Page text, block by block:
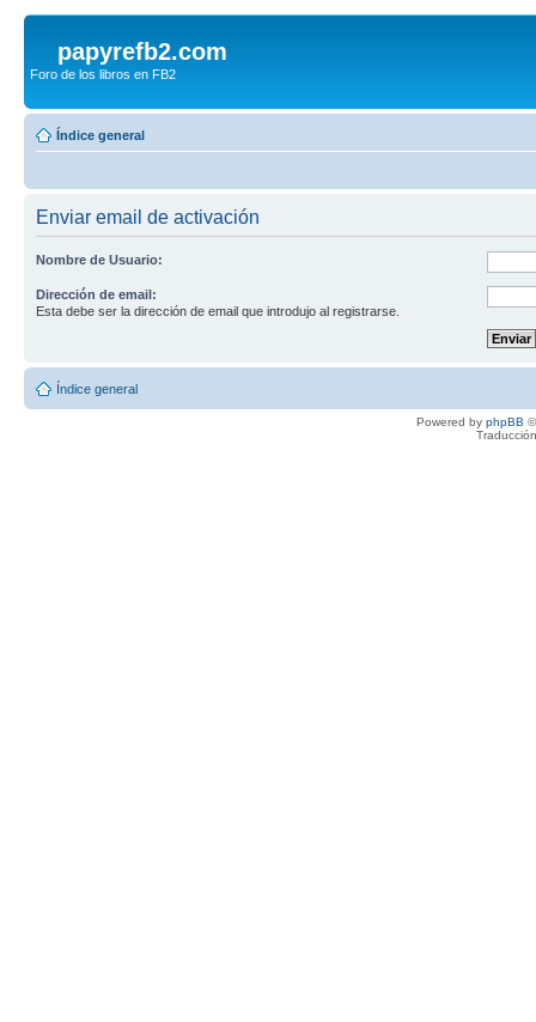
papyrefb2.com
Foro de los libros en FB2
Índice general
Enviar email de activación
Nombre de Usuario:
Dirección de email:
Esta debe ser la dirección de email que introdujo al registrarse.
Índice general
Powered by phpBB